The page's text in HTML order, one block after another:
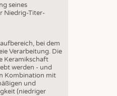
seines
Niedrig-Titer-
bei dem
Verarbeitung. Die
Keramikschaft
werden - und
Kombination mit
und
(niedriger